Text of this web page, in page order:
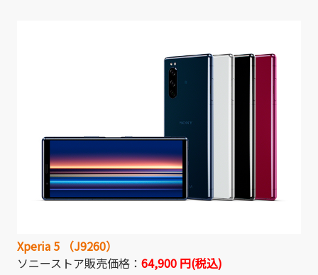
Xperia 5 （J9260）
ソニーストア販売価格： 64,900 円(税込)